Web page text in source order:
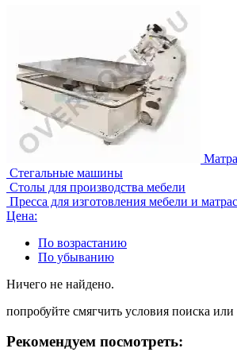
Стегальные машины
Столы для производства мебели
Пресса для изготовления мебели и
Цена:
По возрастанию
По убыванию
Ничего не найдено.
попробуйте смягчить условия поиска
Рекомендуем посмотреть: